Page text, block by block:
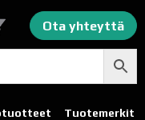
Ota yhteyttä
Tuotemerkit